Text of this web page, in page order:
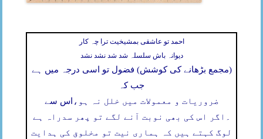
احمد تو عاشقی بمشیخیت ترا چہ کار
دیوانہ باش سلسلہ شد شد نشد نشد
(مجمع بڑھانے کی کوشش) فضول تو اسی درجہ میں ہے
جب کہ
اس سے ضروریات و معمولات میں خلل نہ ہو،
اگر اس کی بھی نوبت آنے لگے تو پھر سدراہ ہے
لوگ کہتے ہیں کہ ہماری نیت تو مخلوق کی ہدایت